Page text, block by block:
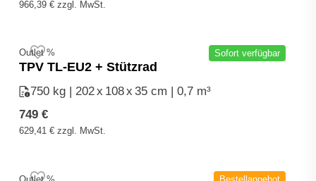
1.330 €
966,39 €zzgl. MwSt.
Sofort verfügbar
Outlet %
TPV TL-EU2 + Stützrad
750 kg | 202x108x35 cm | 0,7 m³
749 €
629,41 €zzgl. MwSt.